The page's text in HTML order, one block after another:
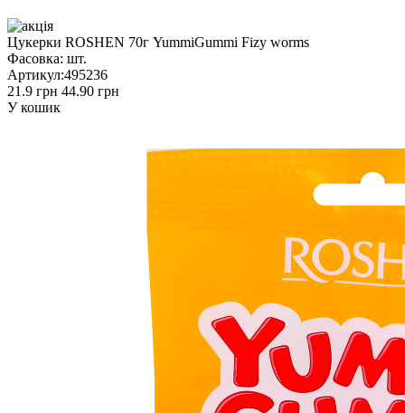
Цукерки ROSHEN 70г YummiGummi Fizy worms
Фасовка: шт.
Артикул:495236
21.9 грн 44.90 грн
У кошик